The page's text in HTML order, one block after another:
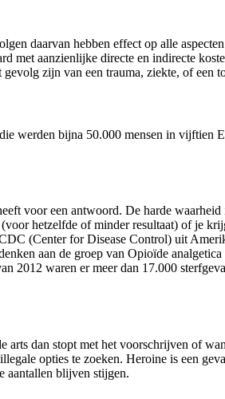
daarvan hebben effect op alle
aanzienlijke directe en indirecte
zijn van een trauma, ziekte, of een
werden bijna 50.000 mensen in vijftien
voor een antwoord. De harde
hetzelfde of minder resultaat) of je
(Center for Disease Control) uit
aan de groep van Opioïde
2012 waren er meer dan 17.000
arts dan stopt met het voorschrijven of
opties te zoeken. Heroine is een
aantallen blijven stijgen.